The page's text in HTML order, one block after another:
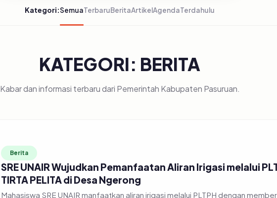
Kategori:SemuaTerbaruBerita ArtikelAgendaTerdahulu
KATEGORI: BERITA
Kabar dan informasi terbaru dari Pemerintah Kabupaten Pasuruan.
Berita
SRE UNAIR Wujudkan Pemanfaatan Aliran Irigasi melalui
TIRTA PELITA di Desa Ngerong
Mahasiswa SRE UNAIR manfaatkan aliran irigasi melalui PLTPH dengan